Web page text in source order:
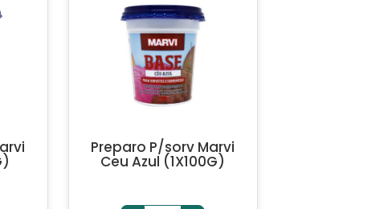
Preparo P/sorv Marvi
Ceu Azul (1X100G)